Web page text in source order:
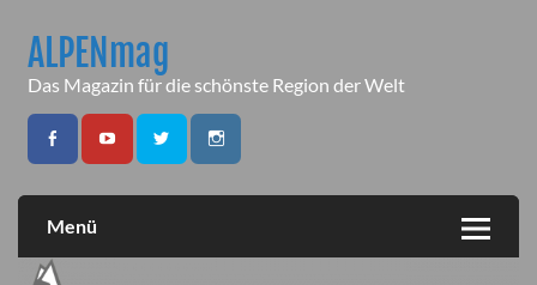
contentALPENmag
Das Magazin für die schönste Region der Welt
Menü